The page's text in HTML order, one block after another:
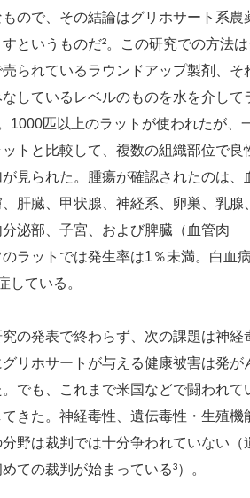
ので、その結論はグリホサート系農
というものだ²。この研究での方法
られているラウンドアップ製剤、そ
しているレベルのものを水を介して
1000匹以上のラットが使われたが、
トと比較して、複数の組織部位で良
見られた。腫瘍が確認されたのは、
肝臓、甲状腺、神経系、卵巣、乳腺、
泌部、子宮、および脾臓（血管肉
ラットでは発生率は1％未満。白血
している。
の発表で終わらず、次の課題は神経
リホサートが与える健康被害は発が
でも、これまで米国などで闘われて
きた。神経毒性、遺伝毒性・生殖機
野は裁判では十分争われていない（
ての裁判が始まっている³）。